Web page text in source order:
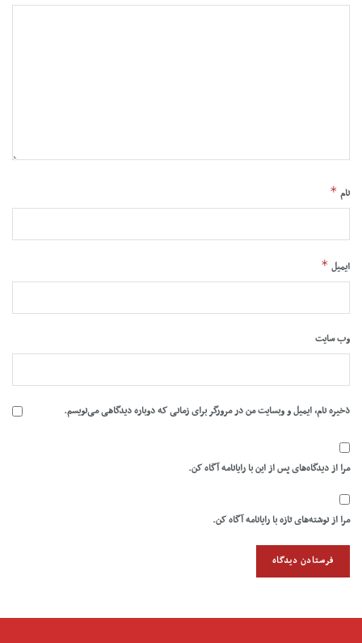
نام *
ایمیل *
وب‌ سایت
ذخیره نام، ایمیل و وبسایت من در مرورگر برای زمانی که دوباره دیدگاهی می‌نویسم.
مرا از دیدگاه‌های پس از این با رایانامه آگاه کن.
مرا از نوشته‌های تازه با رایانامه آگاه کن.